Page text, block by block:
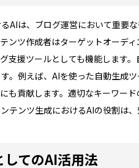
AIは、ブログ運営において重要
ンツ作成者はターゲットオーデ
支援ツールとしても機能します
。例えば、AIを使った自動生成
も貢献します。適切なキーワー
テンツ生成におけるAIの役割は
してのAI活用法